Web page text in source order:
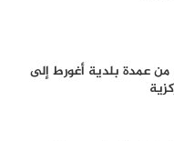
عمدة بلدية أغورط إلى